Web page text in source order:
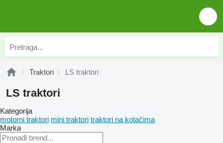
Traktori LS traktori
LS traktori
Kategorija
motorni traktori mini traktori traktori na kotačima
Marka